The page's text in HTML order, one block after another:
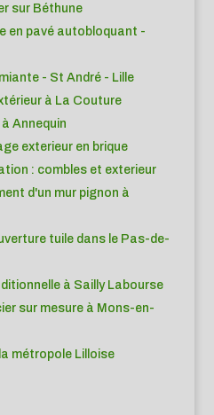
sur Béthune
en pavé autobloquant -
- St André - Lille
à La Couture
Annequin
exterieur en brique
: combles et exterieur
d'un mur pignon à
tuile dans le Pas-de-
à Sailly Labourse
sur mesure à Mons-en-
métropole Lilloise